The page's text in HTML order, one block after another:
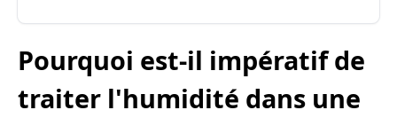
Pourquoi est-il impératif de
traiter l'humidité dans une